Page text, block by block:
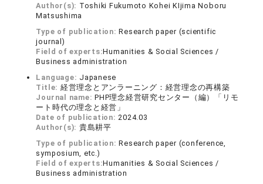
Author(s): Toshiki Fukumoto Kohei KIjima Noboru
Matsushima
Type of publication:Research paper (scientific
journal)
Field of experts:Humanities & Social Sciences /
Business administration
Language: Japanese
Title: 経営理念とアンラーニング：経営理念の再構築
Journal name:PHP理念経営研究センター（編）「リモ
ート時代の理念と経営」
Date of publication:2024.03
Author(s): 貴島耕平
Type of publication:Research paper (conference,
symposium, etc.)
Field of experts:Humanities & Social Sciences /
Business administration